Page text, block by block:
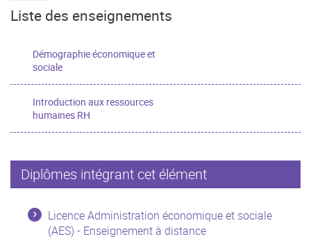
Liste des enseignements
Démographie économique et
sociale
Introduction aux ressources
humaines RH
Diplômes intégrant cet élément
Licence Administration économique et sociale
(AES) - Enseignement à distance